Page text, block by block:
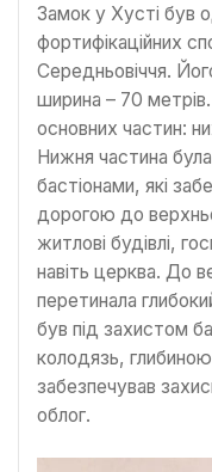
Замок у Хусті був
фортифікаційних
Середньовіччя.
ширина – 70
основних частин:
Нижня частина
бастіонами, які
дорогою до
житлові будівлі,
навіть церква. До
перетинала
був під захистом
колодязь,
забезпечував
облог.